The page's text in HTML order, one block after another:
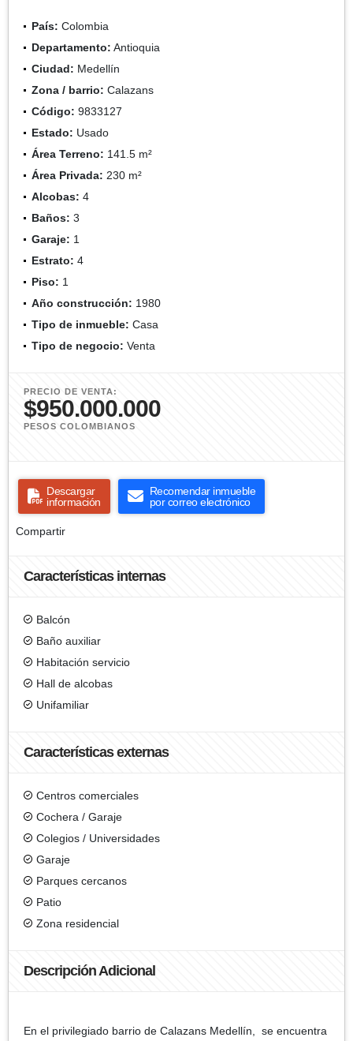
País: Colombia
Departamento: Antioquia
Ciudad: Medellín
Zona / barrio: Calazans
Código: 9833127
Estado: Usado
Área Terreno: 141.5 m²
Área Privada: 230 m²
Alcobas: 4
Baños: 3
Garaje: 1
Estrato: 4
Piso: 1
Año construcción: 1980
Tipo de inmueble: Casa
Tipo de negocio: Venta
PRECIO DE VENTA:
$950.000.000
PESOS COLOMBIANOS
Descargar
información
Recomendar inmueble
por correo electrónico
Compartir
Características internas
Balcón
Baño auxiliar
Habitación servicio
Hall de alcobas
Unifamiliar
Características externas
Centros comerciales
Cochera / Garaje
Colegios / Universidades
Garaje
Parques cercanos
Patio
Zona residencial
Descripción Adicional
En el privilegiado barrio de Calazans Medellín, se encuentra